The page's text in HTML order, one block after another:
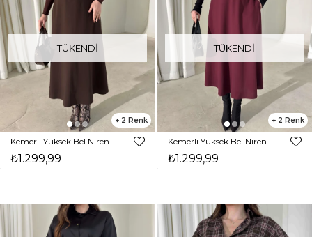
TÜKENDI
2
Kemerli Yüksek Bel Niren Kahve Kadın Etek 26Y009
₺1.299,99
TÜKENDI
2
Kemerli Yüksek Bel Niren Bordo Kadın Etek 26Y009
₺1.299,99